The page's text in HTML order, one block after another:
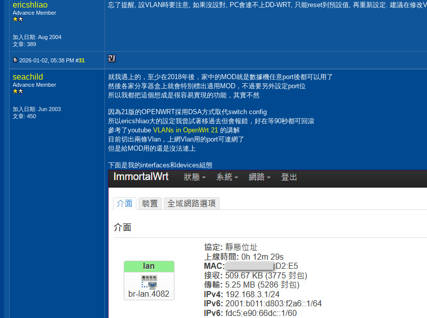
ericshliao
Advance Member
加入日期: Aug 2004
文章: 389
忘了提醒, 設VLAN時要注意, 如果沒設對, PC會連不上DD-WRT, 只能reset到預設值, 再重新設定. 建議在修改
2026-01-02, 05:38 PM #31
seachild
Advance Member
加入日期: Jun 2003
文章: 450
就我遇上的，至少在2018年後，家中的MOD就是數據機任意port後都可以用了
然後各家分享器盒上就會特別標出適用MOD，不過要另外設定port位
所以我都把這個想成是很容易實現的功能，其實不然
因為21版的OPENWRT採用DSA方式取代switch config
所以ericshliao大的設定我曾試著移過去但會報錯，好在等90秒都可回滾
參考了youtube VLANs in OpenWrt 21 的講解
目前切出兩條Vlan，上網Vlan用的port可連網了
但是給MOD用的還是沒法連上
下面是我的interfaces和devices組態